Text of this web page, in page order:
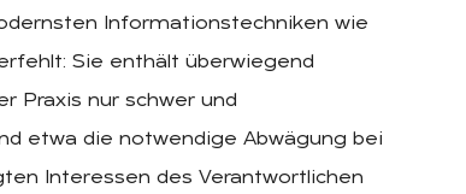
Informationstechniken wie
Sie enthält überwiegend
Praxis nur schwer und
etwa die notwendige Abwägung bei
Interessen des Verantwortlichen